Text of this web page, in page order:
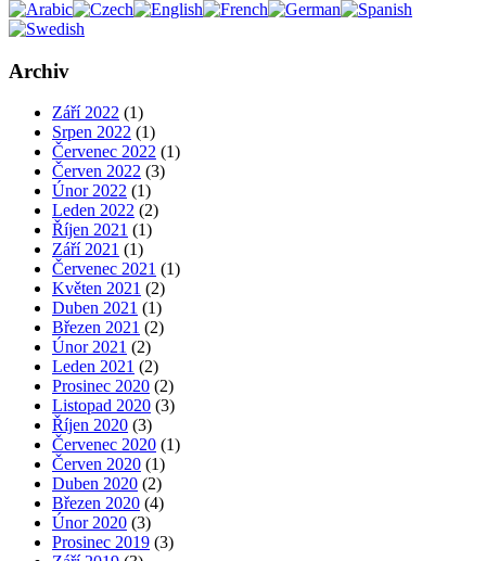
Archiv
Září 2022 (1)
Srpen 2022 (1)
Červenec 2022 (1)
Červen 2022 (3)
Únor 2022 (1)
Leden 2022 (2)
Říjen 2021 (1)
Září 2021 (1)
Červenec 2021 (1)
Květen 2021 (2)
Duben 2021 (1)
Březen 2021 (2)
Únor 2021 (2)
Leden 2021 (2)
Prosinec 2020 (2)
Listopad 2020 (3)
Říjen 2020 (3)
Červenec 2020 (1)
Červen 2020 (1)
Duben 2020 (2)
Březen 2020 (4)
Únor 2020 (3)
Prosinec 2019 (3)